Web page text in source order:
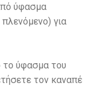
ύφασμα
για
το ύφασμα του
τον καναπέ